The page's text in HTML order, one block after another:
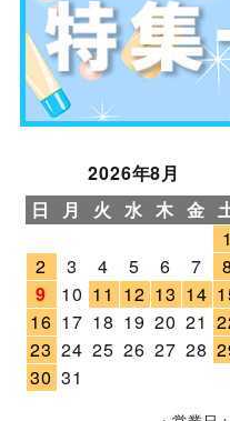
2026年8月
日
月 火 水 木 金
1
2
3 4 5 6 7
8
9
10 11 12 13 14
16 17 18 19 20 21
23 24 25 26 27 28
30 31